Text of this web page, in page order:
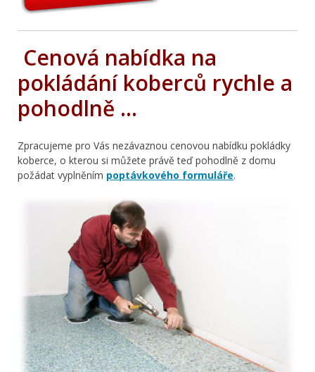
Cenová nabídka na
pokládání koberců rychle a
pohodlně …
Zpracujeme pro Vás nezávaznou cenovou nabídku pokládky
koberce, o kterou si můžete právě teď pohodlně z domu
požádat vyplněním poptávkového formuláře.